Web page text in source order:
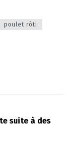
poulet rôti
suite à des